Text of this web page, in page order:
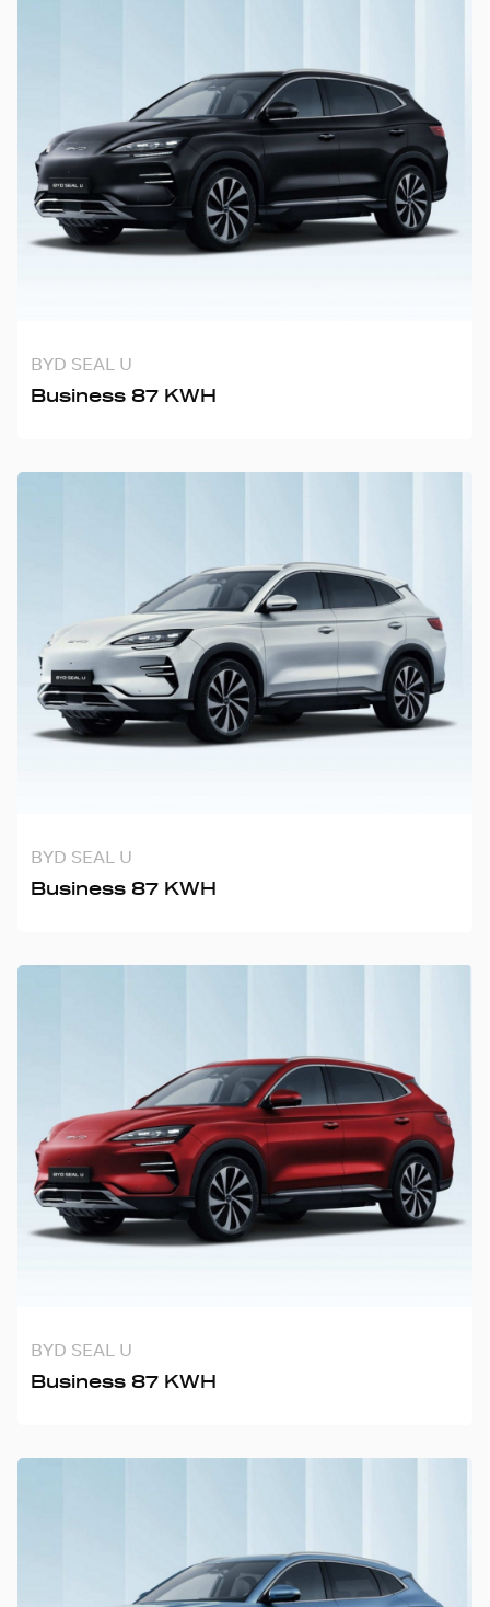
BYD SEAL U
Business 87 KWH
BYD SEAL U
Business 87 KWH
BYD SEAL U
Business 87 KWH